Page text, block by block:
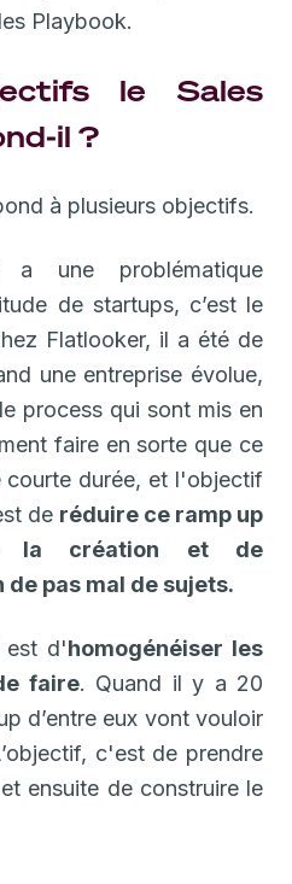
Playbook.
le Sales
il ?
à plusieurs objectifs.
a une problématique
de startups, c’est le
Flatlooker, il a été de
une entreprise évolue,
process qui sont mis en
faire en sorte que ce
courte durée, et l'objectif
de réduire ce ramp up
la création et de
pas mal de sujets.
est d'homogénéiser les
faire. Quand il y a 20
d’entre eux vont vouloir
c'est de prendre
ensuite de construire le